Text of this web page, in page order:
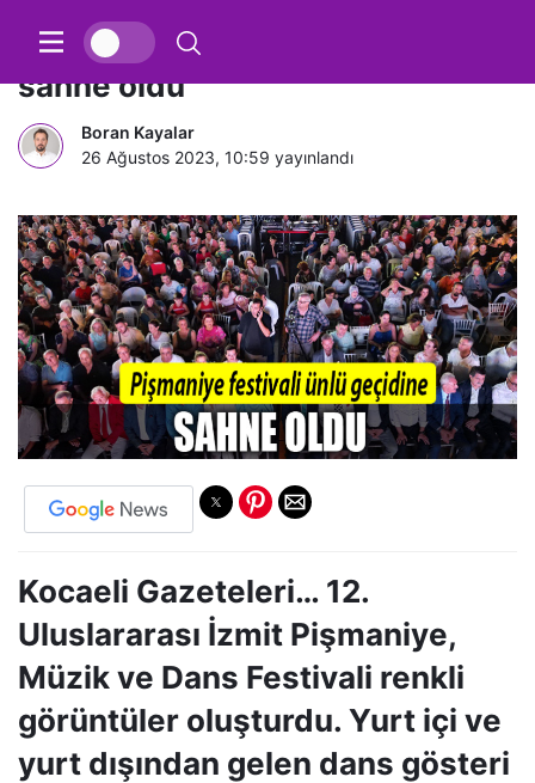
Pişmaniye festivali ünlü geçidine
sahne oldu
Boran Kayalar
26 Ağustos 2023, 10:59 yayınlandı
Kocaeli Gazeteleri… 12.
Uluslararası İzmit Pişmaniye,
Müzik ve Dans Festivali renkli
görüntüler oluşturdu. Yurt içi ve
yurt dışından gelen dans gösteri